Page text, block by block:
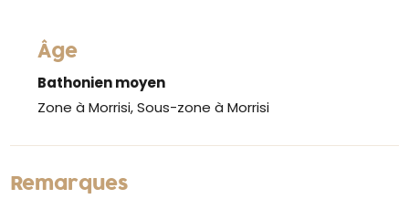
Âge
Bathonien moyen
Zone à Morrisi, Sous-zone à Morrisi
Remarques